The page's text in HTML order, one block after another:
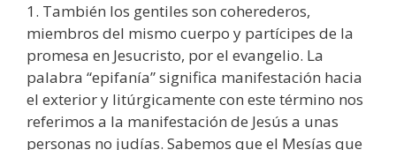
1. También los gentiles son coherederos,
miembros del mismo cuerpo y partícipes de la
promesa en Jesucristo, por el evangelio. La
palabra “epifanía” significa manifestación hacia
el exterior y litúrgicamente con este término nos
referimos a la manifestación de Jesús a unas
personas no judías. Sabemos que el Mesías que